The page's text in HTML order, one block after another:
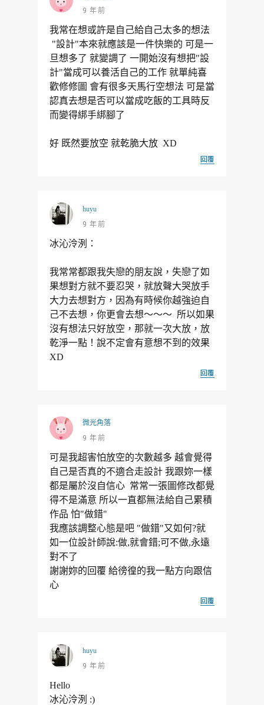
9 年前
我常在想或許是自己給自己太多的想法
"設計"本來就應該是一件快樂的 可是一
旦想多了 就變調了 一開始沒有想把"設
計"當成可以養活自己的工作 就單純喜
歡修修圖 會有很多天馬行空想法 可是當
認真去想是否可以當成吃飯的工具時反
而變得綁手綁腳了
好 既然要放空 就乾脆大放 XD
回覆
huyu
9 年前
冰沁泠洌：
我常常都跟我失戀的朋友說，失戀了如
果想對方就不要忍哭，就放聲大哭放手
大力去想對方，因為有時候你越強迫自
己不去想，你更會去想～～～ 所以如果
沒有想法只好放空，那就一次大放，放
乾淨一點！說不定會有意想不到的效果
XD
回覆
微光角落
9 年前
可是我超害怕放空的次數越多 越會覺得
自己是否真的不適合走設計 我跟妳一樣
都是屬於沒自信心 常常一張圖修改都覺
得不是滿意 所以一直都無法給自己累積
作品 怕"做錯"
我應該調整心態是吧 "做錯"又如何?就
如一位設計師說:做,就會錯;可不做,永遠
對不了
謝謝妳的回覆 給徬徨的我一點方向跟信
心
回覆
huyu
9 年前
Hello
冰沁泠洌 :)